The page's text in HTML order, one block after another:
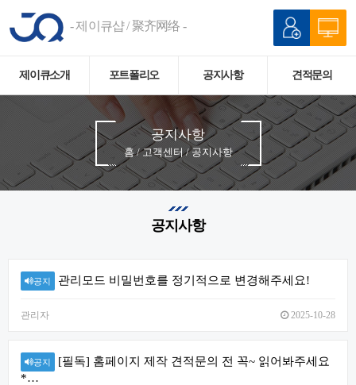
- 제이큐샵 / 聚齐网络 -
제이큐소개 포트폴리오 공지사항 견적문의
공지사항
홈 / 고객센터 / 공지사항
공지사항
공지 관리모드 비밀번호를 정기적으로 변경해주세요!
관리자 2025-10-28
공지
[필독] 홈페이지 제작 견적문의 전 꼭~ 읽어봐주세요
*…